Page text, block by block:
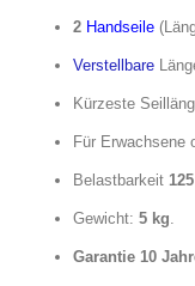
2 Handseile
Verstellbare
Kürzeste
Für Erwachsene
Belastbarkeit
Gewicht: 5 kg.
Garantie 10